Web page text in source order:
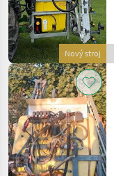
Nový stroj